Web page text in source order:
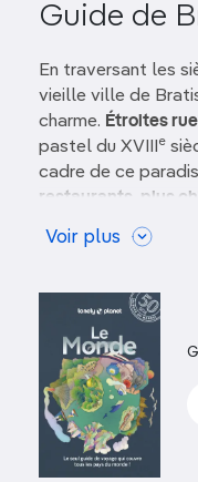
Guide de
En traversant les
vieille ville de
charme. Étroites
pastel du XVIII
e
cadre de ce
restaurants, plus
bordent les rues,
souvent des
En dehors du
plus marqué. De
l'époque
de la rivière face
quant à lui, partage
« nouveau pont »
Bien
Voir plus